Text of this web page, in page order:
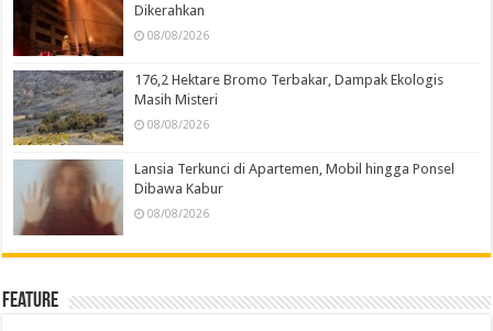
Dikerahkan
08/08/2026
176,2 Hektare Bromo Terbakar, Dampak Ekologis
Masih Misteri
08/08/2026
Lansia Terkunci di Apartemen, Mobil hingga Ponsel
Dibawa Kabur
08/08/2026
Feature